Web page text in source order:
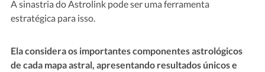
A sinastria do Astrolink pode ser uma ferramenta
estratégica para isso.
Ela considera os importantes componentes astrológicos
de cada mapa astral, apresentando resultados únicos e